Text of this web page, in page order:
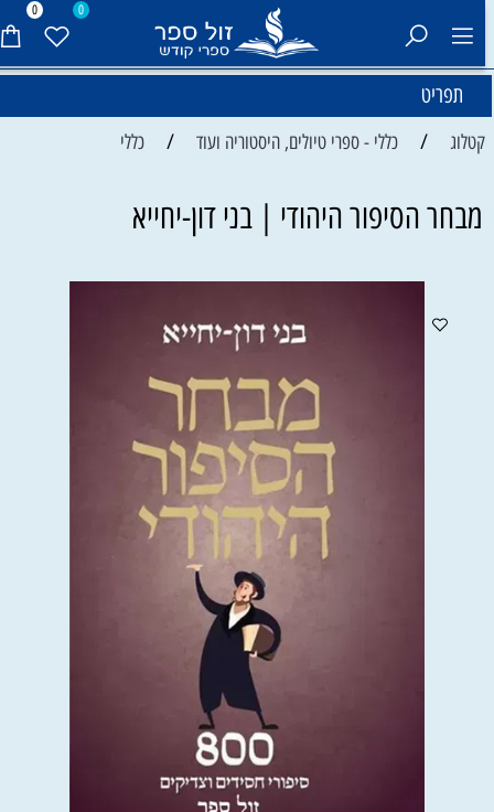
0 0
תפריט
קטלוג / כללי - ספרי טיולים, היסטוריה ועוד / כללי
מבחר הסיפור היהודי | בני דון-יחייא